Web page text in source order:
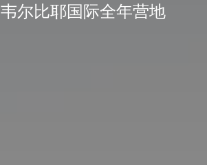
韦尔比耶国际全年营地